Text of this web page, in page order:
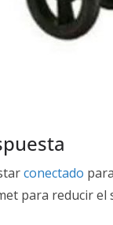
conectado
para reducir el